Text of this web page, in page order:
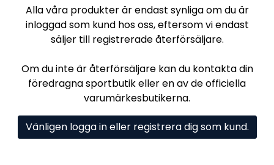
Alla våra produkter är endast synliga om du är
inloggad som kund hos oss, eftersom vi endast
säljer till registrerade återförsäljare.
Om du inte är återförsäljare kan du kontakta din
föredragna sportbutik eller en av de officiella
varumärkesbutikerna.
Vänligen logga in eller registrera dig som kund.